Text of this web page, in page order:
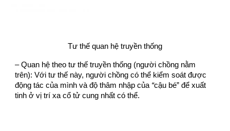
Tư thế quan hệ truyền thống
– Quan hệ theo tư thế truyền thống (người chồng nằm
trên): Với tư thế này, người chồng có thể kiểm soát được
động tác của mình và độ thâm nhập của “cậu bé” để xuất
tinh ở vị trí xa cổ tử cung nhất có thể.